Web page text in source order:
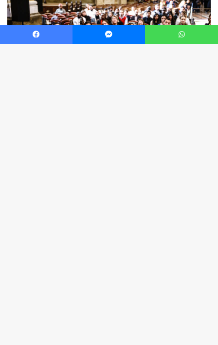
Facebook Messenger WhatsApp